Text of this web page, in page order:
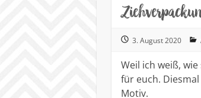
3. August 2020
Weil ich weiß,
für euch.
Motiv.